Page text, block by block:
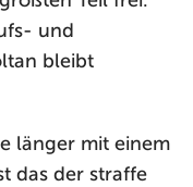
und
bleibt
länger mit einem
das der straffe